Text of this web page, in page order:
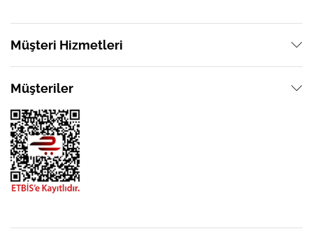
Müşteri Hizmetleri
Müşteriler